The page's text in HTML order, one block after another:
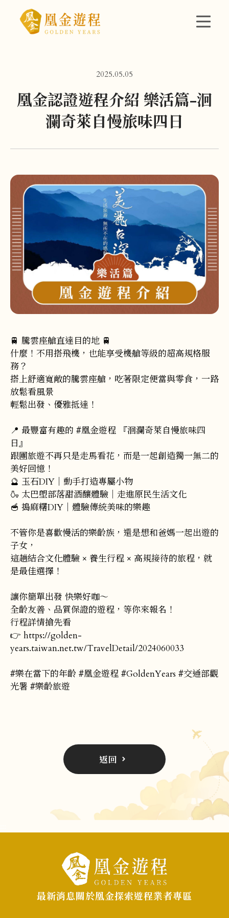
2025.05.05
凰金認證遊程介紹 樂活篇-洄
瀾奇萊自慢旅味四日
🚆 騰雲座艙直達目的地 🚆
什麼！不用搭飛機，也能享受機艙等級的超高規格服
務？
搭上舒適寬敞的騰雲座艙，吃著限定便當與零食，一路
放鬆看風景
輕鬆出發、優雅抵達！
📍 最豐富有趣的 #凰金遊程 『洄瀾奇萊自慢旅味四
日』
跟團旅遊不再只是走馬看花，而是一起創造獨一無二的
美好回憶！
🔮 玉石DIY｜動手打造專屬小物
🍶 太巴塱部落甜酒釀體驗｜走進原民生活文化
🥣 搗麻糬DIY｜體驗傳統美味的樂趣
不管你是喜歡慢活的樂齡族，還是想和爸媽一起出遊的
子女，
這趟結合文化體驗 × 養生行程 × 高規接待的旅程，就
是最佳選擇！
讓你簡單出發 快樂好咖～
全齡友善、品質保證的遊程，等你來報名！
行程詳情搶先看
👉 https://golden-
years.taiwan.net.tw/TravelDetail/2024060033
#樂在當下的年齡 #凰金遊程 #GoldenYears #交通部觀
光署 #樂齡旅遊
返回
最新消息關於凰金探索遊程業者專區